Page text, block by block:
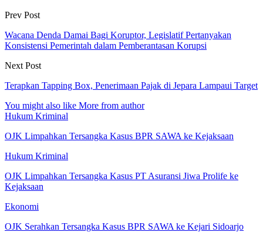
Prev Post
Wacana Denda Damai Bagi Koruptor, Legislatif Pertanyakan
Konsistensi Pemerintah dalam Pemberantasan Korupsi
Next Post
Terapkan Tapping Box, Penerimaan Pajak di Jepara Lampaui Target
You might also like More from author
Hukum Kriminal
OJK Limpahkan Tersangka Kasus BPR SAWA ke Kejaksaan
Hukum Kriminal
OJK Limpahkan Tersangka Kasus PT Asuransi Jiwa Prolife ke
Kejaksaan
Ekonomi
OJK Serahkan Tersangka Kasus BPR SAWA ke Kejari Sidoarjo